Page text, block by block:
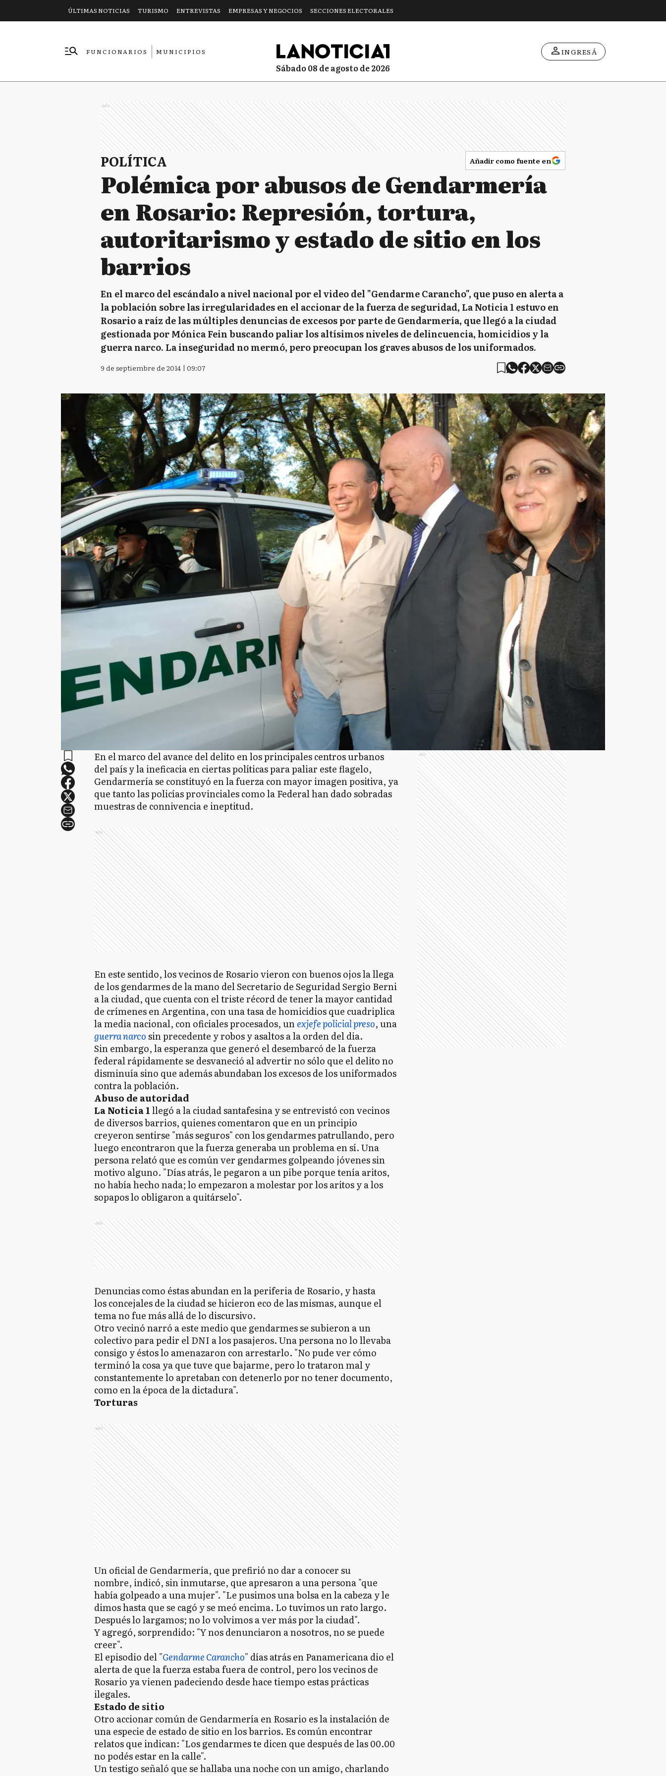
ÚLTIMAS NOTICIAS TURISMO ENTREVISTAS EMPRESAS Y NEGOCIOS SECCIONES ELECTORALES
FUNCIONARIOS
MUNICIPIOS
sábado 08 de agosto de 2026
INGRESÁ
Ads
POLÍTICA Añadir como fuente en
Polémica por abusos de Gendarmería
en Rosario: Represión, tortura,
autoritarismo y estado de sitio en los
barrios
En el marco del escándalo a nivel nacional por el video del "Gendarme Carancho", que puso en alerta a
la población sobre las irregularidades en el accionar de la fuerza de seguridad, La Noticia 1 estuvo en
Rosario a raíz de las múltiples denuncias de excesos por parte de Gendarmería, que llegó a la ciudad
gestionada por Mónica Fein buscando paliar los altísimos niveles de delincuencia, homicidios y la
guerra narco. La inseguridad no mermó, pero preocupan los graves abusos de los uniformados.
9 de septiembre de 2014 | 09:07
En el marco del avance del delito en los principales centros urbanos
del país y la ineficacia en ciertas políticas para paliar este flagelo,
Gendarmería se constituyó en la fuerza con mayor imagen positiva, ya
que tanto las policías provinciales como la Federal han dado sobradas
muestras de connivencia e ineptitud.
Ads
En este sentido, los vecinos de Rosario vieron con buenos ojos la llega
de los gendarmes de la mano del Secretario de Seguridad Sergio Berni
a la ciudad, que cuenta con el triste récord de tener la mayor cantidad
de crímenes en Argentina, con una tasa de homicidios que cuadriplica
la media nacional, con oficiales procesados, unexjefe policial preso, una
guerra narcosin precedente y robos y asaltos a la orden del dia.
Sin embargo, la esperanza que generó el desembarcó de la fuerza
federal rápidamente se desvaneció al advertir no sólo que el delito no
disminuía sino que además abundaban los excesos de los uniformados
contra la población.
Abuso de autoridad
La Noticia 1llegó a la ciudad santafesina y se entrevistó con vecinos
de diversos barrios, quienes comentaron que en un principio
creyeron sentirse "más seguros" con los gendarmes patrullando, pero
luego encontraron que la fuerza generaba un problema en sí. Una
persona relató que es común ver gendarmes golpeando jóvenes sin
motivo alguno. "Días atrás, le pegaron a un pibe porque tenía aritos,
no había hecho nada; lo empezaron a molestar por los aritos y a los
sopapos lo obligaron a quitárselo".
Ads
Denuncias como éstas abundan en la periferia de Rosario, y hasta
los concejales de la ciudad se hicieron eco de las mismas, aunque el
tema no fue más allá de lo discursivo.
Otro vecinó narró a este medio que gendarmes se subieron a un
colectivo para pedir el DNI a los pasajeros. Una persona no lo llevaba
consigo y éstos lo amenazaron con arrestarlo. "No pude ver cómo
terminó la cosa ya que tuve que bajarme, pero lo trataron mal y
constantemente lo apretaban con detenerlo por no tener documento,
como en la época de la dictadura".
Torturas
Ads
Un oficial de Gendarmería, que prefirió no dar a conocer su
nombre, indicó, sin inmutarse, que apresaron a una persona "que
había golpeado a una mujer". "Le pusimos una bolsa en la cabeza y le
dimos hasta que se cagó y se meó encima. Lo tuvimos un rato largo.
Después lo largamos; no lo volvimos a ver más por la ciudad".
Y agregó, sorprendido: "Y nos denunciaron a nosotros, no se puede
creer".
El episodio del "Gendarme Carancho" días atrás en Panamericana dio el
alerta de que la fuerza estaba fuera de control, pero los vecinos de
Rosario ya vienen padeciendo desde hace tiempo estas prácticas
ilegales.
Estado de sitio
Otro accionar común de Gendarmería en Rosario es la instalación de
una especie de estado de sitio en los barrios. Es común encontrar
relatos que indican: "Los gendarmes te dicen que después de las 00.00
no podés estar en la calle".
Un testigo señaló que se hallaba una noche con un amigo, charlando
Ads